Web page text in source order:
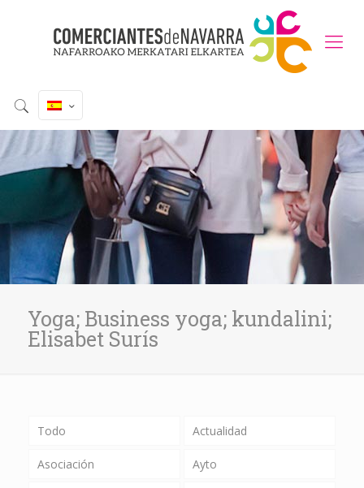
Yoga; Business yoga; kundalini;
Elisabet Surís
Todo Actualidad
Asociación Ayto